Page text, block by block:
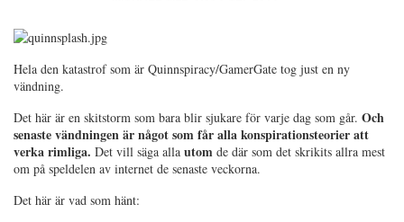
Hela den katastrof som är Quinnspiracy/GamerGate tog just en ny
vändning.
Det här är en skitstorm som bara blir sjukare för varje dag som går. Och
senaste vändningen är något som får alla konspirationsteorier att
verka rimliga. Det vill säga alla utom de där som det skrikits allra mest
om på speldelen av internet de senaste veckorna.
Det här är vad som hänt: